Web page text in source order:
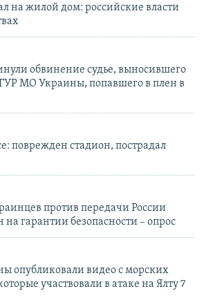
на жилой дом: российские власти
обвинение судье, выносившего
МО Украины, попавшего в плен в
поврежден стадион, пострадал
против передачи России
на гарантии безопасности – опрос
опубликовали видео с морских
участвовали в атаке на Ялту 7